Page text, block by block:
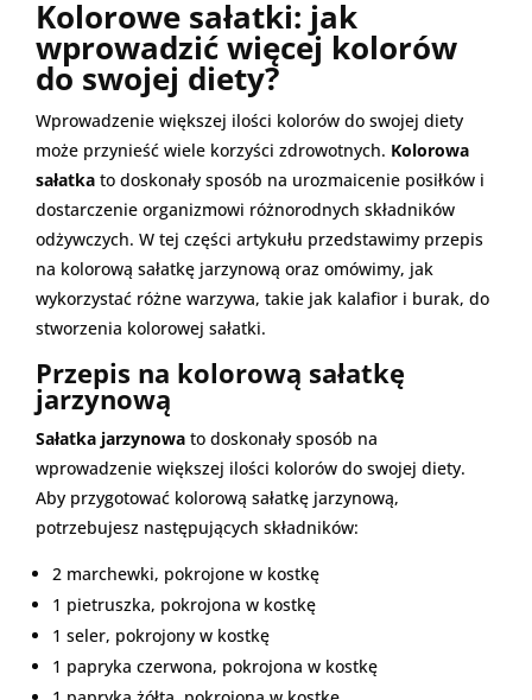
Kolorowe sałatki: jak
wprowadzić więcej kolorów
do swojej diety?
Wprowadzenie większej ilości kolorów do swojej diety
może przynieść wiele korzyści zdrowotnych. Kolorowa
sałatka to doskonały sposób na urozmaicenie posiłków i
dostarczenie organizmowi różnorodnych składników
odżywczych. W tej części artykułu przedstawimy przepis
na kolorową sałatkę jarzynową oraz omówimy, jak
wykorzystać różne warzywa, takie jak kalafior i burak, do
stworzenia kolorowej sałatki.
Przepis na kolorową sałatkę
jarzynową
Sałatka jarzynowa to doskonały sposób na
wprowadzenie większej ilości kolorów do swojej diety.
Aby przygotować kolorową sałatkę jarzynową,
potrzebujesz następujących składników:
2 marchewki, pokrojone w kostkę
1 pietruszka, pokrojona w kostkę
1 seler, pokrojony w kostkę
1 papryka czerwona, pokrojona w kostkę